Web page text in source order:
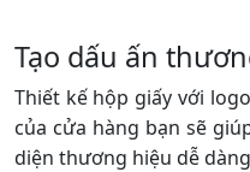
Tạo dấu ấn
Thiết kế hộp giấy với
của cửa hàng bạn sẽ
diện thương hiệu dễ